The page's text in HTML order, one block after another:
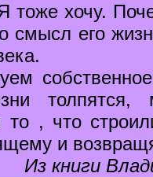
тоже хочу.
смысл его
то , что
и
Из книги